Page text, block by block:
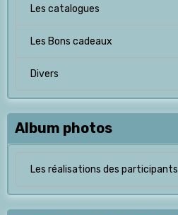
Les catalogues
Les Bons cadeaux
Divers
Album photos
Les réalisations des participants